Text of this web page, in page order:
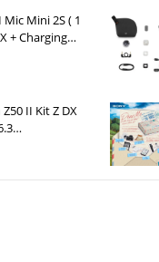
Mini 2S ( 1
+ Charging
II Kit Z DX